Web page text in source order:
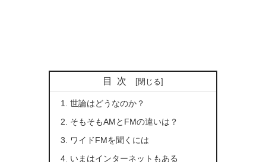
目次
世論はどうなのか？
そもそもAMとFMの違いは？
ワイドFMを聞くには
いまはインターネットもある